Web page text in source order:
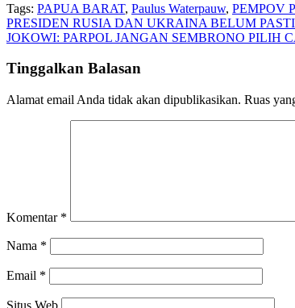
Tags: PAPUA BARAT, Paulus Waterpauw, PEMPOV
Navigasi
pos
PRESIDEN RUSIA DAN UKRAINA BELUM
JOKOWI: PARPOL JANGAN SEMBRONO PILIH
Tinggalkan Balasan
Alamat email Anda tidak akan dipublikasikan. Ruas
Komentar *
Nama *
Email *
Situs Web